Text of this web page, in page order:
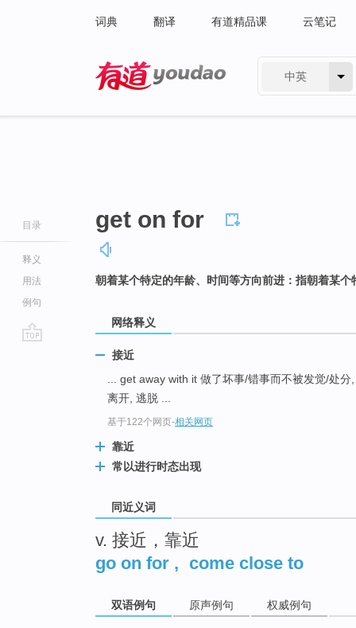
词典 翻译 有道精品课 云笔记
中英
目录
释义
用法
例句
get on for
朝着某个特定的年龄、时间等方向前进：指朝着某
网络释义
接近
... get away with it 做了坏事/错事而不被发觉/处
离开, 逃脱 ...
基于122个网页-相关网页
靠近
常以进行时态出现
同近义词
v. 接近，靠近
go on for , come close to
双语例句 原声例句 权威例句